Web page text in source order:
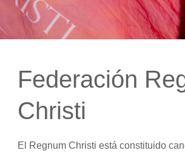
Federación
Christi
El Regnum Christi está constituido